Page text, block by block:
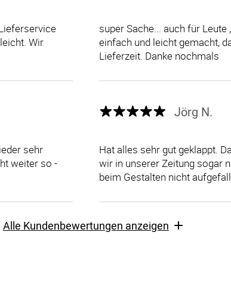
Wir
super Sache... auch für
einfach und leicht gemacht,
Lieferzeit. Danke nochmals
sehr
weiter so -
Jörg N.
Hat alles sehr gut geklappt.
wir in unserer Zeitung sogar
beim Gestalten nicht
Alle Kundenbewertungen anzeigen